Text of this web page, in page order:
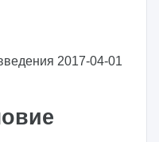
2017-04-01